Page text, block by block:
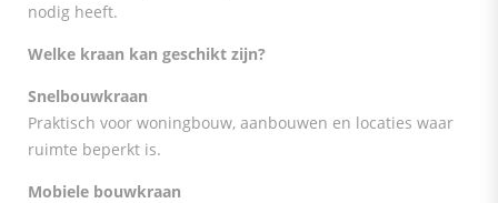
nodig heeft.
Welke kraan kan geschikt zijn?
Snelbouwkraan
Praktisch voor woningbouw, aanbouwen en locaties waar
ruimte beperkt is.
Mobiele bouwkraan